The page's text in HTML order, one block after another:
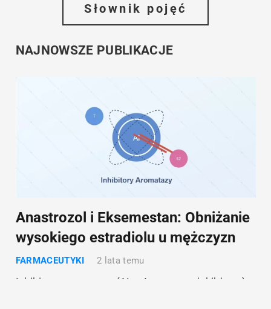
Słownik pojęć
NAJNOWSZE PUBLIKACJE
Anastrozol i Eksemestan: Obniżanie
wysokiego estradiolu u mężczyzn
FARMACEUTYKI 2 lata temu
Inhibitory aromatazy (AI – Aromatase inhibitors),